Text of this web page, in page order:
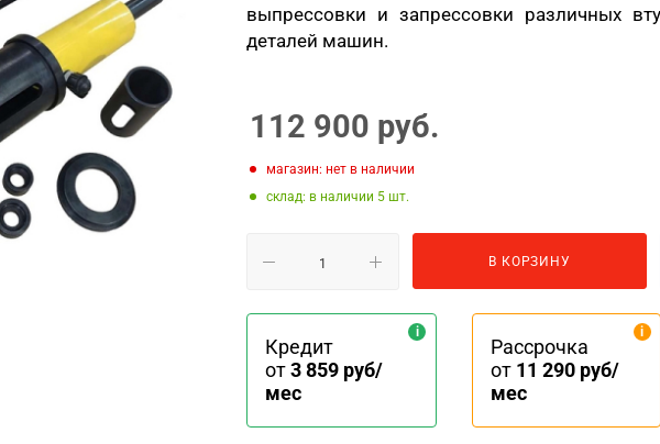
выпрессовки и запрессовки различных
деталей машин.
112 900 руб.
Магазин: нет в наличии
Склад: в наличии 5
В КОРЗИНУ
Кредит
от3 859 руб/
мес
Рассрочка
от 11 290 руб/
мес